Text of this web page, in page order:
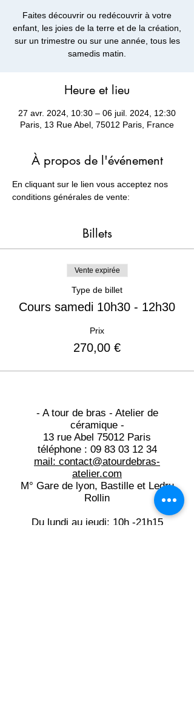
Faites découvrir ou redécouvrir à votre
enfant, les joies de la terre et de la création,
sur un trimestre ou sur une année, tous les
samedis matin.
Heure et lieu
27 avr. 2024, 10:30 – 06 juil. 2024, 12:30
Paris, 13 Rue Abel, 75012 Paris, France
À propos de l'événement
En cliquant sur le lien vous acceptez nos
conditions générales de vente:
Billets
Vente expirée
Type de billet
Cours samedi 10h30 - 12h30
Prix
270,00 €
- A tour de bras - Atelier de
céramique -
13 rue Abel 75012 Paris
téléphone : 09 83 03 12 34
mail: contact@atourdebras-
atelier.com​
M° Gare de lyon, Bastille et Ledru
Rollin
Du lundi au jeudi: 10h -21h15